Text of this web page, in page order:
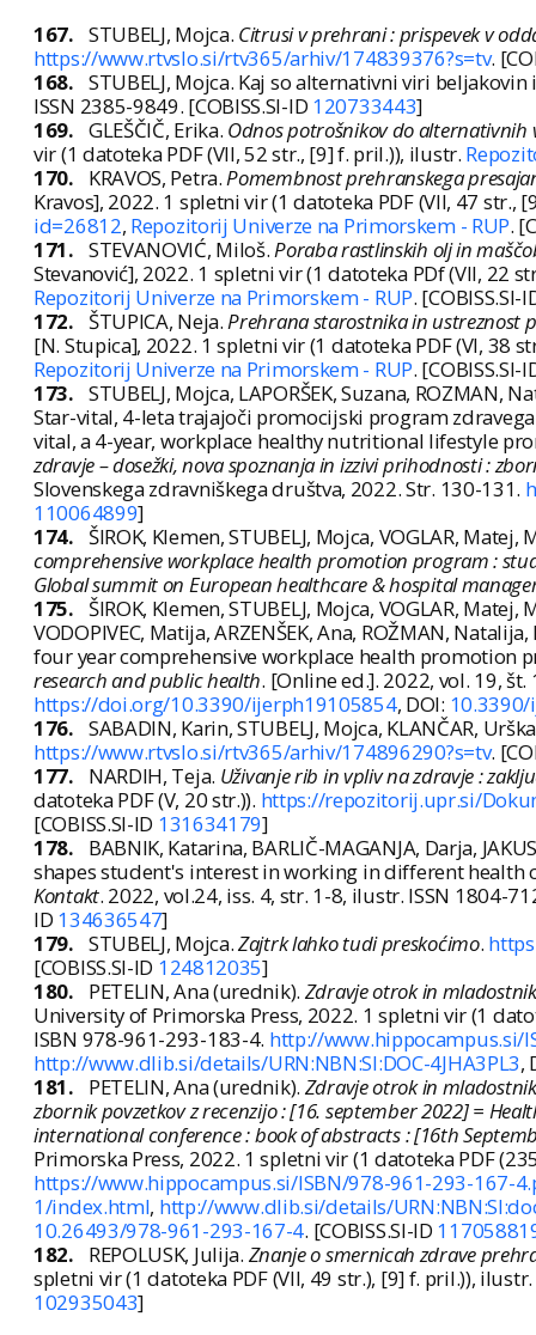
167. STUBELJ, Mojca. Citrusi v prehrani : prispevek v
https://www.rtvslo.si/rtv365/arhiv/174839376?s=tv.
168. STUBELJ, Mojca. Kaj so alternativni viri
ISSN 2385-9849. [COBISS.SI-ID 120733443]
169. GLEŠČIČ, Erika. Odnos potrošnikov do alternativnih
vir (1 datoteka PDF (VII, 52 str., [9] f. pril.)), ilustr.
170.
KRAVOS, Petra.Pomembnost prehranskega
Kravos], 2022. 1 spletni vir (1 datoteka PDF (VII, 47 str.,
id=26812, Repozitorij Univerze na Primorskem - RUP.
171. STEVANOVIĆ, Miloš.Poraba rastlinskih olj in
Stevanović], 2022. 1 spletni vir (1 datoteka PDf (VII, 22
Repozitorij Univerze na Primorskem - RUP. [COBISS.SI-
172. ŠTUPICA, Neja.Prehrana starostnika in ustreznost
[N. Stupica], 2022. 1 spletni vir (1 datoteka PDF (VI, 38
Repozitorij Univerze na Primorskem - RUP. [COBISS.SI-
173. STUBELJ, Mojca, LAPORŠEK, Suzana, ROZMAN,
Star-vital, 4-leta trajajoči promocijski program
vital, a 4-year, workplace healthy nutritional lifestyle
zdravje – dosežki, nova spoznanja in izzivi prihodnosti :
Slovenskega zdravniškega društva, 2022. Str. 130-131.
110064899]
174. ŠIROK, Klemen, STUBELJ, Mojca, VOGLAR, Matej,
comprehensive workplace health promotion program :
Global summit on European healthcare & hospital
175. ŠIROK, Klemen, STUBELJ, Mojca, VOGLAR, Matej,
VODOPIVEC, Matija, ARZENŠEK, Ana, ROŽMAN,
four year comprehensive workplace health promotion
research and public health. [Online ed.]. 2022, vol. 19,
https://doi.org/10.3390/ijerph19105854, DOI:
176. SABADIN, Karin, STUBELJ, Mojca, KLANČAR,
https://www.rtvslo.si/rtv365/arhiv/174896290?s=tv.
177.
NARDIH, Teja. Uživanje rib in vpliv na zdravje :
datoteka PDF (V, 20 str.)). https://repozitorij.upr.si/
[COBISS.SI-ID 131634179]
178.
BABNIK, Katarina, BARLIČ-MAGANJA, Darja,
shapes student's interest in working in different health
Kontakt. 2022, vol.24, iss. 4, str. 1-8, ilustr. ISSN 1804-
ID 134636547]
179. STUBELJ, Mojca.Zajtrk lahko tudi preskoćimo.
[COBISS.SI-ID 124812035]
180.
PETELIN, Ana (urednik). Zdravje otrok in
University of Primorska Press, 2022. 1 spletni vir (1
ISBN 978-961-293-183-4. http://www.hippocampus.si/
http://www.dlib.si/details/URN:NBN:SI:DOC-4JHA3PL3,
181.
PETELIN, Ana (urednik). Zdravje otrok in
zbornik povzetkov z recenzijo : [16. september 2022] =
international conference : book of abstracts : [16th
Primorska Press, 2022. 1 spletni vir (1 datoteka PDF
https://www.hippocampus.si/ISBN/978-961-293-167-
1/index.html, http://www.dlib.si/details/
10.26493/978-961-293-167-4. [COBISS.SI-ID
182.
REPOLUSK, Julija. Znanje o smernicah zdrave
spletni vir (1 datoteka PDF (VII, 49 str.), [9] f. pril.)), ilustr.
102935043]